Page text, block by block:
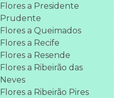
Flores a Presidente
Prudente
Flores a Queimados
Flores a Recife
Flores a Resende
Flores a Ribeirão das
Neves
Flores a Ribeirão Pires